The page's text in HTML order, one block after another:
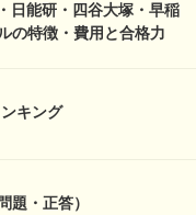
日能研・四谷大塚・早稲
の特徴・費用と合格力
キング
題・正答）